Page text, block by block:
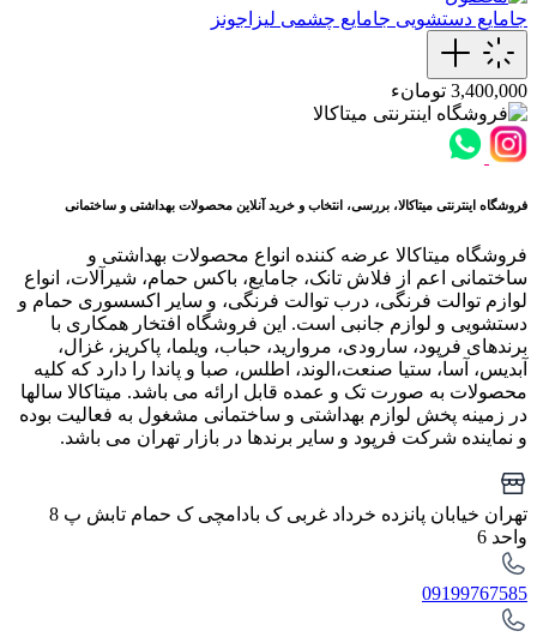
جامایع دستشویی جامایع چشمی لیزاجونز
3,400,000 تومانء
فروشگاه اینترنتی میتاکالا، بررسی، انتخاب و خرید آنلاین محصولات بهداشتی و ساختمانی
فروشگاه میتاکالا عرضه کننده انواع محصولات بهداشتی و
ساختمانی اعم از فلاش تانک، جامایع، باکس حمام، شیرآلات، انواع
لوازم توالت فرنگی، درب توالت فرنگی، و سایر اکسسوری حمام و
دستشویی و لوازم جانبی است. این فروشگاه افتخار همکاری با
برندهای فرپود، سارودی، مروارید، حباب، ویلما، پاکریز، غزال،
آبدیس، آسا، ستیا صنعت،الوند، اطلس، صبا و پاندا را دارد که کلیه
محصولات به صورت تک و عمده قابل ارائه می باشد. میتاکالا سالها
در زمینه پخش لوازم بهداشتی و ساختمانی مشغول به فعالیت بوده
و نماینده شرکت فرپود و سایر برندها در بازار تهران می باشد.
تهران خیابان پانزده خرداد غربی ک بادامچی ک حمام تابش پ 8
واحد 6
09199767585